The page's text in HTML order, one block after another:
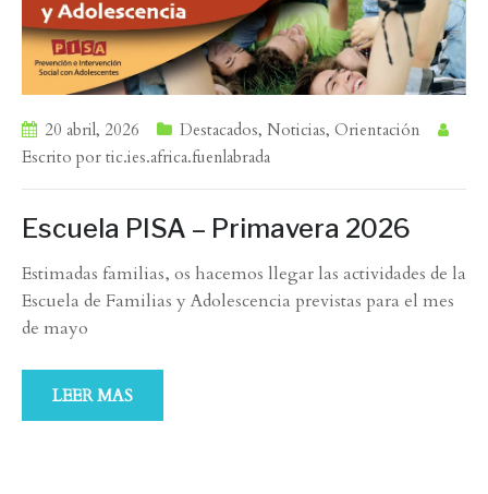
20 abril, 2026 Destacados, Noticias, Orientación
Escrito por tic.ies.africa.fuenlabrada
Escuela PISA – Primavera 2026
Estimadas familias, os hacemos llegar las actividades de la
Escuela de Familias y Adolescencia previstas para el mes
de mayo
LEER MAS